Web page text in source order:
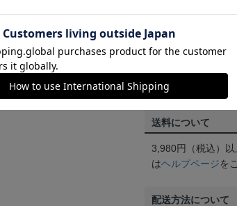
ヘル
ご注文の確定につ
買い物かごに入れ
めにご購入手続き
送料について
3,980円（税込）以
はヘルプページを
配送方法について